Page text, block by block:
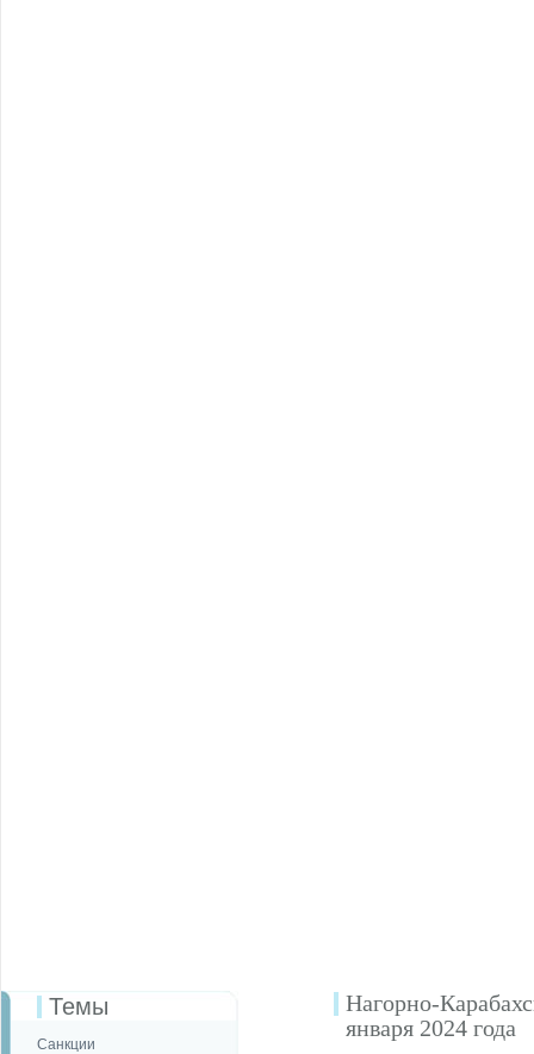
Темы
Санкции
Нагорно-
января 2024 года